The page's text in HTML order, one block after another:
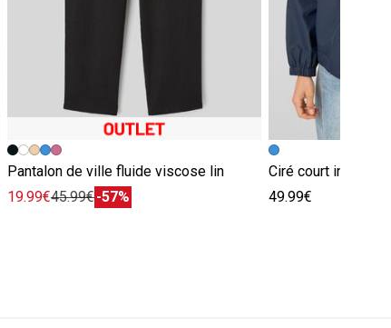
Pantalon de ville fluide viscose lin
19.99€45.99€-57%
Ciré court intérieur
49.99€